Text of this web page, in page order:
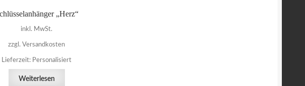
„Herz“
inkl. MwSt.
zzgl. Versandkosten
Lieferzeit: Personalisiert
Weiterlesen